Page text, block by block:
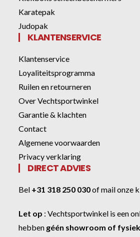
Karatepak
Judopak
KLANTENSERVICE
Klantenservice
Loyaliteitsprogramma
Ruilen en retourneren
Over Vechtsportwinkel
Garantie & klachten
Contact
Algemene voorwaarden
Privacy verklaring
DIRECT ADVIES
Bel +31 318 250 030ofmail onze
Let op :Vechtsportwinkel is een
hebben géén showroom of